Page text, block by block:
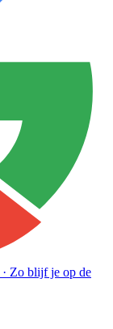
· Zo blijf je op de